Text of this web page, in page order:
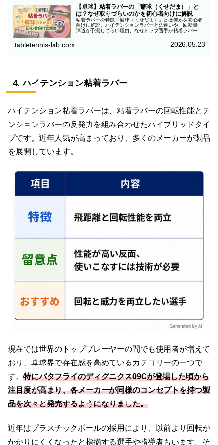
【卓球】粘着ラバーの「癖球（くせだま）」と
は？なぜ取りづらいのかを初心者向けに解説
粘着ラバーの特徴「癖球（くせだま）」とは何かを初心者
向けに解説。ハイテンションラバーとの違いや、回転量・
弾道が予測しづらい理由、なぜトップ選手が粘着ラバーを
tabletennis-lab.com 2026.05.23
4. ハイテンション粘着ラバー
ハイテンション粘着ラバーは、粘着ラバーの回転性能とテ
ンションラバーの反発力を組み合わせたハイブリッドタイ
プです。近年人気が高まっており、多くのメーカーが製品
を展開しています。
現在では世界のトッププレーヤーの間でも使用者が増えて
おり、卓球界で存在感を高めているカテゴリーの一つで
す。 特にバタフライのディグニクス09Cが登場した頃から
注目度が高まり、各メーカーが同様のコンセプトを持つ製
品を次々と発売するようになりました。
近年はプラスチックボールの採用により、以前より回転が
かかりにくくなったと指摘する選手や指導者もいます。そ